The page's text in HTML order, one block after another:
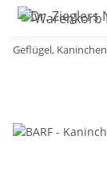
Geflügel, Kaninchen